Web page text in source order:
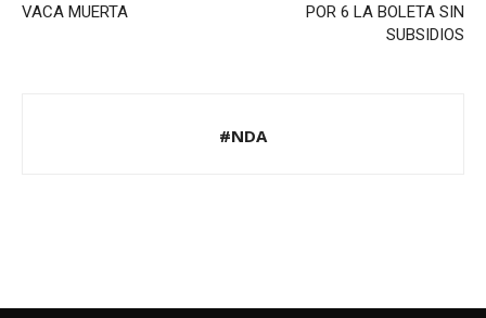
VACA MUERTA
POR 6 LA BOLETA SIN
SUBSIDIOS
#NDA